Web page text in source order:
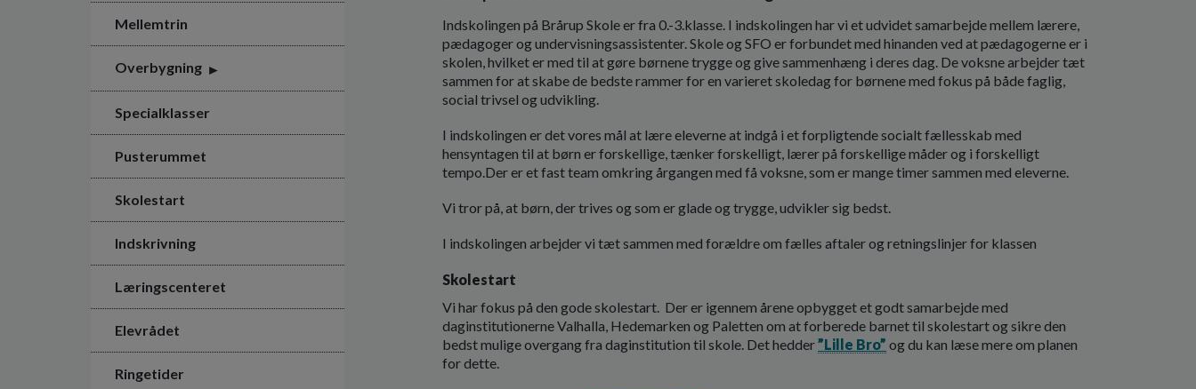
Mellemtrin
Overbygning
Specialklasser
Pusterummet
Skolestart
Indskrivning
Læringscenteret
Elevrådet
Ringetider
Indskolingen på Brårup Skole er fra 0.-3.klasse. I indskolingen har vi et udvidet samarbejde mellem lærere,
pædagoger og undervisningsassistenter. Skole og SFO er forbundet med hinanden ved at pædagogerne er i
skolen, hvilket er med til at gøre børnene trygge og give sammenhæng i deres dag. De voksne arbejder tæt
sammen for at skabe de bedste rammer for en varieret skoledag for børnene med fokus på både faglig,
social trivsel og udvikling.
I indskolingen er det vores mål at lære eleverne at indgå i et forpligtende socialt fællesskab med
hensyntagen til at børn er forskellige, tænker forskelligt, lærer på forskellige måder og i forskelligt
tempo.Der er et fast team omkring årgangen med få voksne, som er mange timer sammen med eleverne.
Vi tror på, at børn, der trives og som er glade og trygge, udvikler sig bedst.
I indskolingen arbejder vi tæt sammen med forældre om fælles aftaler og retningslinjer for klassen
Skolestart
Vi har fokus på den gode skolestart. Der er igennem årene opbygget et godt samarbejde med
daginstitutionerne Valhalla, Hedemarken og Paletten om at forberede barnet til skolestart og sikre den
bedst mulige overgang fra daginstitution til skole. Det hedder”Lille Bro” og du kan læse mere om planen
for dette.